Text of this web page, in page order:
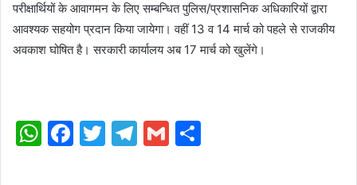
परीक्षार्थियों के आवागमन के लिए सम्बन्धित पुलिस/प्रशासनिक अधिकारियों द्वारा
आवश्यक सहयोग प्रदान किया जायेगा। वहीं 13 व 14 मार्च को पहले से राजकीय
अवकाश घोषित है। सरकारी कार्यालय अब 17 मार्च को खुलेंगे।
WhatsApp
Facebook
Twitter
Telegram
Gmail